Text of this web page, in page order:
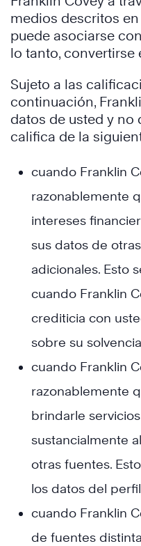
medios descritos
puede asociarse
lo tanto, convertirse
Sujeto a las
continuación,
datos de usted y no
califica de la
cuando Franklin
razonablemente
intereses
sus datos de
adicionales. Esto
cuando Franklin
crediticia con
sobre su
cuando Franklin
razonablemente
brindarle
sustancialmente
otras fuentes.
los datos del
cuando Franklin
de fuentes